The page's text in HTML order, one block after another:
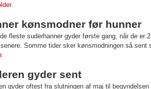
kønsmodner før hunner
fleste suderhanner gyder første gang, når de
Somme tider sker kønsmodningen så sent
gyder sent
gyder oftest fra slutningen af maj til